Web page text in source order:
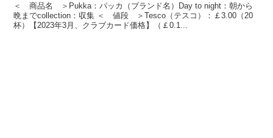
＜ 商品名 ＞Pukka：パッカ（ブランド名）Day to night：朝から
晩までcollection：収集 ＜ 値段 ＞Tesco（テスコ）：￡3.00（20
杯）【2023年3月、クラブカード価格】（￡0.1...